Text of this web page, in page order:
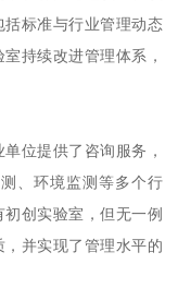
标准与行业管理动态
持续改进管理体系，
位提供了咨询服务，
、环境监测等多个行
创实验室，但无一例
并实现了管理水平的